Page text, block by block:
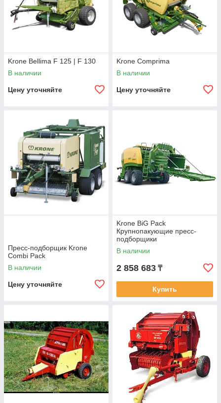
Krone Bellima F 125 | F 130
В наличии
Цену уточняйте
Krone Comprima
В наличии
Цену уточняйте
Пресс-подборщик Krone
Combi Pack
В наличии
Цену уточняйте
Krone BiG Pack
Крупнопакующие пресс-
подборщики
В наличии
2 858 683 ₸
Купить